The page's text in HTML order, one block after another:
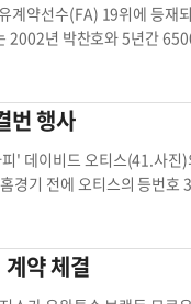
다. 본즈가 2004년 45홈
다. 메이저리그 30개 구장
즌 500타수라면 7홈런이
들도 많았다. 반대로 LG
에서 풀타임으로 뒨 7시즌
해엔 드넓은 구장에서도 잘 폈다. ▶ 지
등재되는 불명예를 떠안았다. '치트
년 박찬호와 5년간
발로 22승23패(방어율
. 텍사스에서 메이저리그
LA 에인절스와 5년간 1억
또다시 마약에 손을 댔다. 한편 명단
가와 게이(38)는 13위, 세
스턴 레드삭스에 입단했
번 행사
스(41.사진)의 영구결번 행사를
전에 오티스의 등번호 34번
티네(45), 재키 로빈슨
약 체결